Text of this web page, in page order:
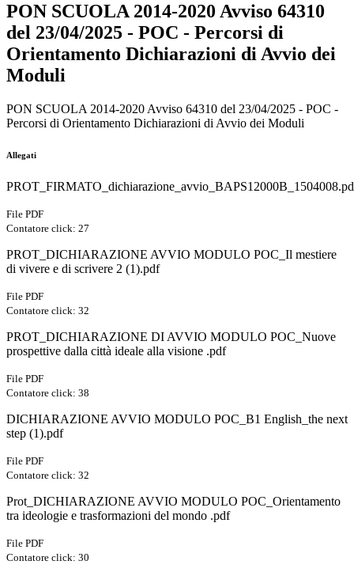
PON SCUOLA 2014-2020 Avviso 64310
del 23/04/2025 - POC - Percorsi di
Orientamento Dichiarazioni di Avvio dei
Moduli
PON SCUOLA 2014-2020 Avviso 64310 del 23/04/2025 - POC -
Percorsi di Orientamento Dichiarazioni di Avvio dei Moduli
Allegati
File PDF
Contatore click: 27
PROT_DICHIARAZIONE AVVIO MODULO POC_Il mestiere
di vivere e di scrivere 2 (1).pdf
File PDF
Contatore click: 32
PROT_DICHIARAZIONE DI AVVIO MODULO POC_Nuove
prospettive dalla città ideale alla visione .pdf
File PDF
Contatore click: 38
DICHIARAZIONE AVVIO MODULO POC_B1 English_the next
step (1).pdf
File PDF
Contatore click: 32
Prot_DICHIARAZIONE AVVIO MODULO POC_Orientamento
tra ideologie e trasformazioni del mondo .pdf
File PDF
Contatore click: 30